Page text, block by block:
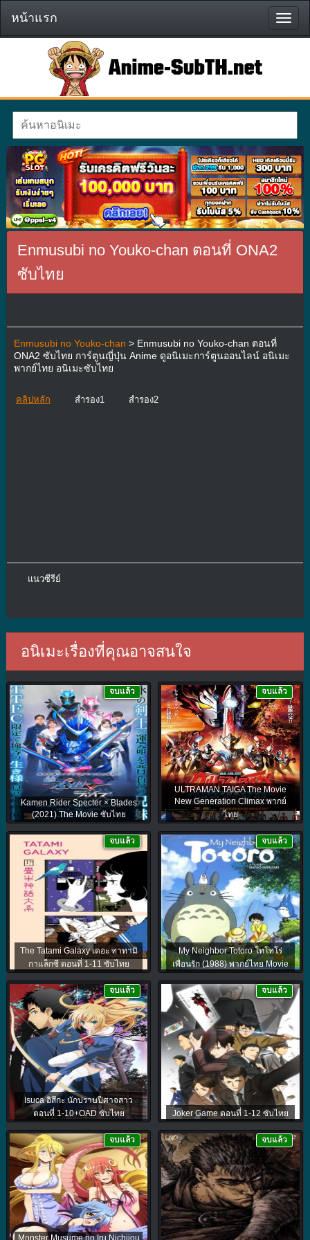
หน้า
แรก
หน้าแรก
Enmusubi no Youko-chan ตอนที่ ONA2
ซับไทย
Enmusubi no Youko-chan > Enmusubi no Youko-chan ตอนที่
ONA2 ซับไทย การ์ตูนญี่ปุ่น Anime ดูอนิเมะการ์ตูนออนไลน์ อนิเมะ
พากย์ไทย อนิเมะซับไทย
คลิปหลัก สำรอง1 สำรอง2
แนวซีรีย์
อนิเมะเรื่องที่คุณอาจสนใจ
Kamen Rider Specter × Blades
(2021) The Movie ซับไทย
จบแล้ว
ULTRAMAN TAIGA The Movie
New Generation Climax พากย์
ไทย
จบแล้ว
The Tatami Galaxy เดอะ ทาทามิ
กาแล็กซี ตอนที่ 1-11 ซับไทย
จบแล้ว
My Neighbor Totoro โทโทโร่
เพื่อนรัก (1988) พากย์ไทย Movie
จบแล้ว
Isuca อิสึกะ นักปราบปีศาจสาว
ตอนที่ 1-10+OAD ซับไทย
จบแล้ว
Joker Game ตอนที่ 1-12 ซับไทย
จบแล้ว
Monster Musume no Iru Nichijou
จบแล้ว จบแล้ว